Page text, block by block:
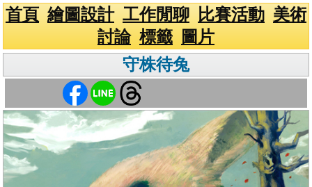
首頁 繪圖設計 工作閒聊 比賽活動 美術
討論 標籤
圖片
守株待兔